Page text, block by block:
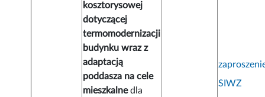
kosztorysowej
dotyczącej
termomodernizacji
budynku wraz z
adaptacją
poddasza na cele
mieszkalnedla
SIWZ